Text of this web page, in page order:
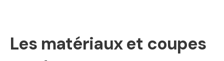
Les matériaux et coupes